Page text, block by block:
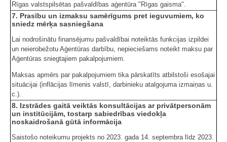
Rīgas valstspilsētas pašvaldības aģentūra "Rīgas gaisma".
7. Prasību un izmaksu samērīgums pret ieguvumiem, ko
sniedz mērķa sasniegšana
Lai nodrošinātu finansējumu pašvaldībai noteiktās funkcijas izpildei
un neierobežotu Aģentūras darbību, nepieciešams noteikt maksu par
Aģentūras sniegtajiem pakalpojumiem.
Maksas apmērs par pakalpojumiem tika pārskatīts atbilstoši esošajai
situācijai (inflācijas līmenis valstī, darbinieku atalgojuma izmaiņas u.
c.).
8. Izstrādes gaitā veiktās konsultācijas ar privātpersonām
un institūcijām, tostarp sabiedrības viedokļa
noskaidrošanā gūtā informācija
Saistošo noteikumu projekts no 2023. gada 14. septembra līdz 2023.